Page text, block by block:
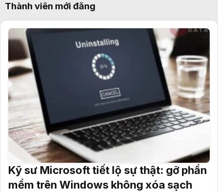
Thành viên mới đăng
Kỹ sư Microsoft tiết lộ sự thật: gỡ phần
mềm trên Windows không xóa sạch